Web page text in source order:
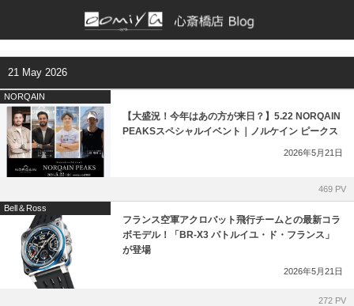
21 May 2026
NORQAIN
【大盛況！今年はあの方が来日？】5.22 NORQAIN
PEAKSスペシャルイベント｜ノルケイン ピークス
2026年5月21日
469 PV
Bell＆Ross
フランス空軍アクロバット飛行チームとの最新コラ
ボモデル！「BR-X3 パトルイユ・ド・フランス」
が登場
2026年5月21日
272 PV
BAUME & MERCIER
Bell & Ross
Bianchet
CHRONOSWISS
CVSTOS
EBERHARD
和歌山本店
京都店
仙台店
鹿児島店
ブライトリング ブティック 大阪
ブライトリング ブティック 京都